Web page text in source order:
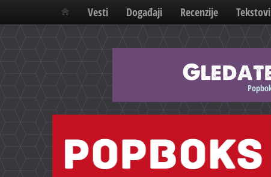
Vesti Događaji Recenzije Tekstovi